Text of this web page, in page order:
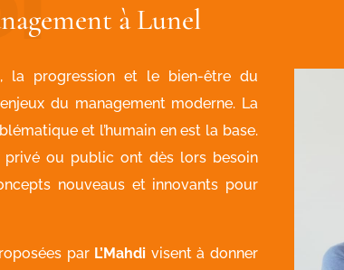
à Lunel
la progression et le bien-être du
du management moderne. La
et l’humain en est la base.
privé ou public ont dès lors besoin
nouveaus et innovants pour
parL’Mahdi visent à donner